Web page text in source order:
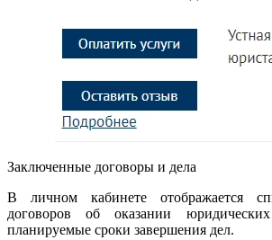
Заключенные договоры и дела
В личном кабинете отображается
договоров об оказании
планируемые сроки завершения дел.